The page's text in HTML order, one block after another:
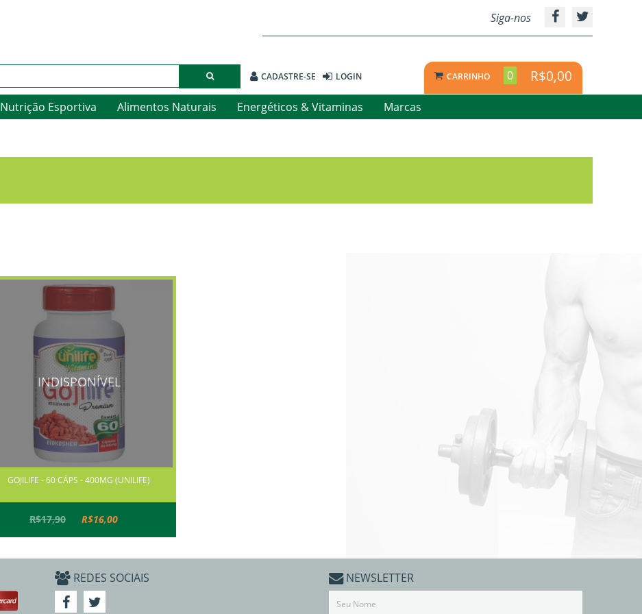
Siga-nos
CADASTRE-SE LOGIN CARRINHO 0 R$0,00
Nutrição Esportiva Alimentos Naturais Energéticos & Vitaminas Marcas
INDISPONÍVEL
GOJILIFE - 60 CÁPS - 400MG (UNILIFE)
R$17,90 R$16,00
REDES SOCIAIS NEWSLETTER